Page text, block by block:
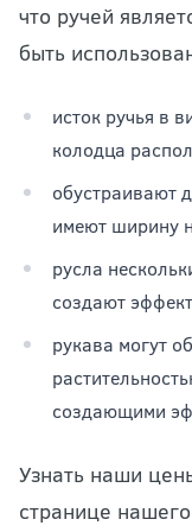
что ручей
быть
исток ручья в
колодца
обустраивают
имеют ширину
русла
создают
рукава могут
создающими
Узнать наши
странице